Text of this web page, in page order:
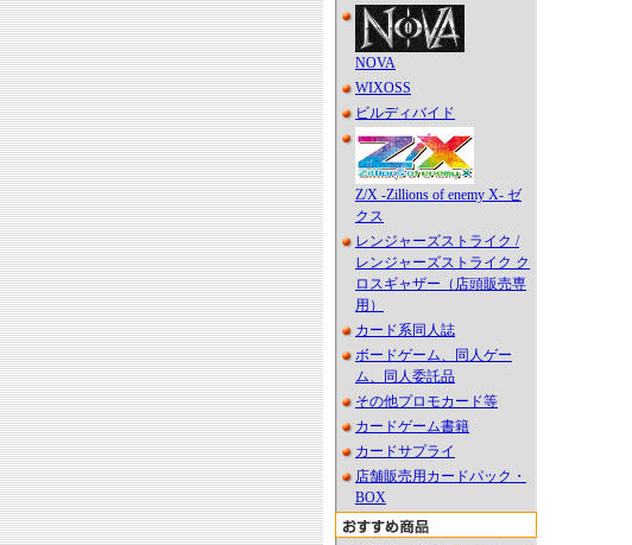
NOVA
WIXOSS
ビルディバイド
Z/X -Zillions of enemy X- ゼ
クス
レンジャーズストライク /
レンジャーズストライク ク
ロスギャザー（店頭販売専
用）
カード系同人誌
ボードゲーム、同人ゲー
ム、同人委託品
その他プロモカード等
カードゲーム書籍
カードサプライ
店舗販売用カードパック・
BOX